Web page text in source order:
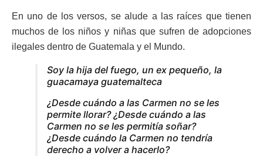
En uno de los versos, se alude a las raíces que tienen
muchos de los niños y niñas que sufren de adopciones
ilegales dentro de Guatemala y el Mundo.
Soy la hija del fuego, un ex pequeño, la
guacamaya guatemalteca
¿Desde cuándo a las Carmen no se les
permite llorar? ¿Desde cuándo a las
Carmen no se les permitía soñar?
¿Desde cuándo la Carmen no tendría
derecho a volver a hacerlo?